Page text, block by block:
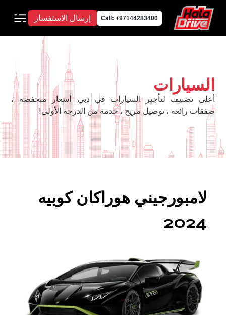
Call: +97144283400 إرسال الاستفسار
السيارات
أعلى تصنيف لتأجير السيارات في دبي. أسعار منخفضة ،
صفقات رائعة ، توصيل مريح ، خدمة من الدرجة الأولى!
لامبورجيني هوراكان كوبيه
2024